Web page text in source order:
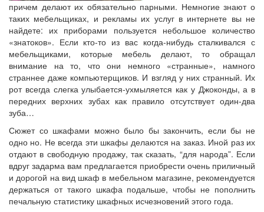
причем делают их обязательно парными. Немногие знают о
таких мебельщиках, и рекламы их услуг в интернете вы не
найдете: их приборами пользуется небольшое количество
«знатоков». Если кто-то из вас когда-нибудь сталкивался с
мебельщиками, которые мебель делают, то обращал
внимание на то, что они немного «странные», намного
страннее даже компьютерщиков. И взгляд у них странный. Их
рот всегда слегка улыбается-ухмыляется как у Джоконды, а в
передних верхних зубах как правило отсутствует один-два
зуба…
Сюжет со шкафами можно было бы закончить, если бы не
одно но. Не всегда эти шкафы делаются на заказ. Иной раз их
отдают в свободную продажу, так сказать, “для народа”. Если
вдруг задарма вам предлагается приобрести очень приличный
и дорогой на вид шкаф в мебельном магазине, рекомендуется
держаться от такого шкафа подальше, чтобы не пополнить
печальную статистику шкафных исчезновений этого года.